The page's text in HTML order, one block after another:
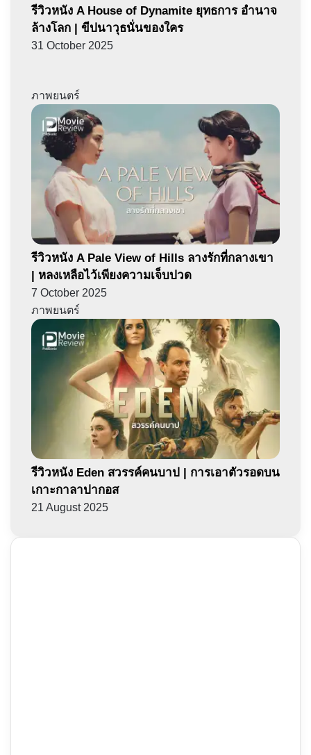
รีวิวหนัง A House of Dynamite ยุทธการ อำนาจ
ล้างโลก | ขีปนาวุธนั่นของใคร
31 October 2025
ภาพยนตร์
รีวิวหนัง A Pale View of Hills ลางรักที่กลางเขา
| หลงเหลือไว้เพียงความเจ็บปวด
7 October 2025
ภาพยนตร์
รีวิวหนัง Eden สวรรค์คนบาป | การเอาตัวรอดบน
เกาะกาลาปากอส
21 August 2025